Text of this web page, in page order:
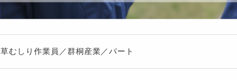
草むしり作業員／群桐産業／パート